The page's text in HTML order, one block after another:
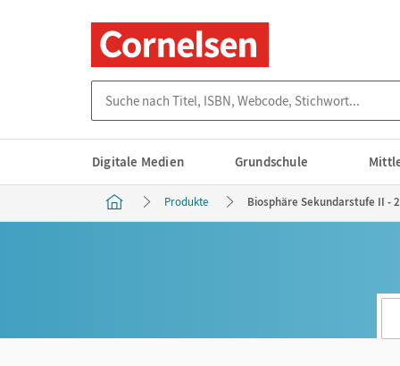
Digitale Medien Grundschule
Produkte Biosphäre Sekundarstufe II -